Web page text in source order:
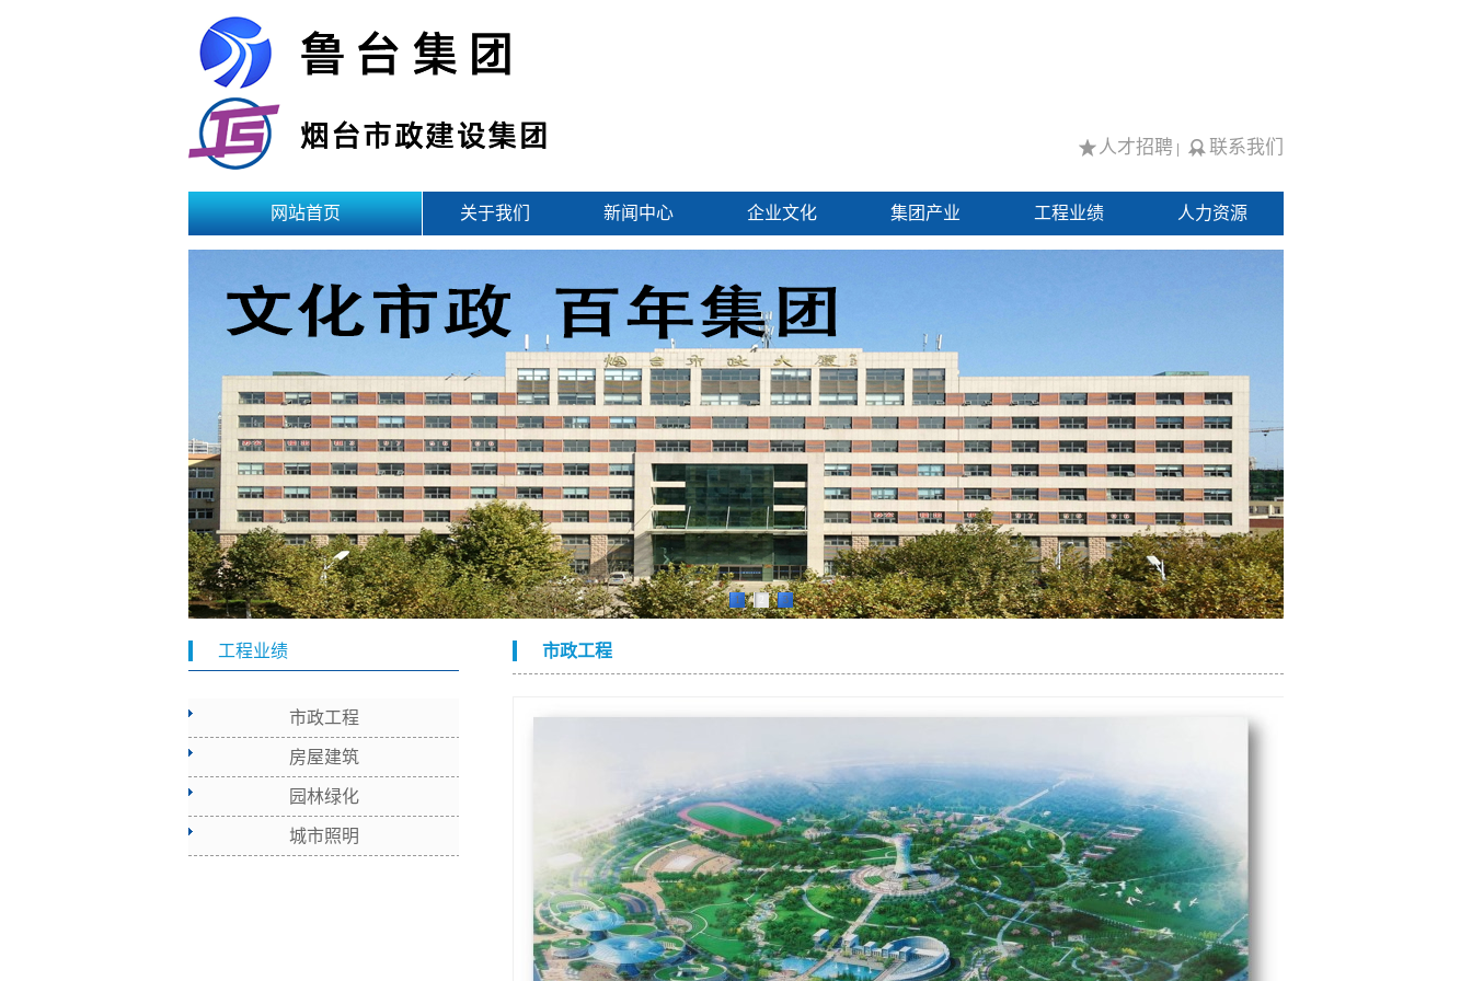
人才招聘 联系我们
网站首页 关于我们 新闻中心 企业文化 集团产业 工程业绩 人力资源
1 3
工程业绩
市政工程
房屋建筑
园林绿化
城市照明
市政工程